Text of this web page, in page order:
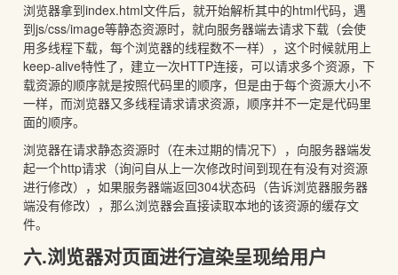
浏览器拿到index.html文件后，就开始解析其中的html代码，遇
到js/css/image等静态资源时，就向服务器端去请求下载（会使
用多线程下载，每个浏览器的线程数不一样），这个时候就用上
keep-alive特性了，建立一次HTTP连接，可以请求多个资源，下
载资源的顺序就是按照代码里的顺序，但是由于每个资源大小不
一样，而浏览器又多线程请求请求资源，顺序并不一定是代码里
面的顺序。
浏览器在请求静态资源时（在未过期的情况下），向服务器端发
起一个http请求（询问自从上一次修改时间到现在有没有对资源
进行修改），如果服务器端返回304状态码（告诉浏览器服务器
端没有修改），那么浏览器会直接读取本地的该资源的缓存文
件。
六.浏览器对页面进行渲染呈现给用户